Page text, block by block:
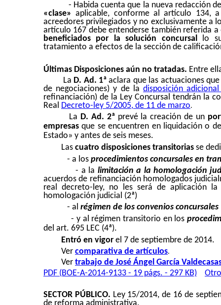
- Habida cuenta que la nueva redacción
«clase» aplicable, conforme al artículo 134, a
acreedores privilegiados y no exclusivamente a
artículo 167 debe entenderse también referida
beneficiados por la solución concursal
lo
tratamiento a efectos de la sección de
Últimas Disposiciones aún no tratadas. Entre
La D. Ad. 1ªaclara que las actuaciones
de negociaciones) y de la disposición
refinanciación) de la Ley Concursal tendrán la
Real
Decreto-ley 5/2005, de 11 de marzo.
La D. Ad. 2ªprevé la creación de un
empresas que se encuentren en liquidación o
Estado» y antes de seis meses.
Las cuatro disposiciones transitorias se
- a los procedimientos concursales en
- a la limitación a la homologación
acuerdos de refinanciación homologados
real decreto-ley, no les será de aplicación
homologación judicial (2ª)
- al régimen de los convenios concursales
- y al régimen transitorio en los
del art. 695 LEC (4ª).
Entró en vigor el 7 de septiembre de 2014.
Ver comparativa de artículos.
Ver trabajo de José Ángel García
PDF (BOE-A-2014-9133 - 19 págs. - 297 KB)
SECTOR PÚBLICO. Ley 15/2014, de 16 de
de reforma administrativa.